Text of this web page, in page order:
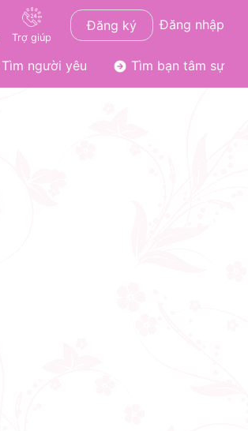
Trợ giúp
Đăng ký Đăng nhập
Tìm người yêu Tìm bạn tâm sự